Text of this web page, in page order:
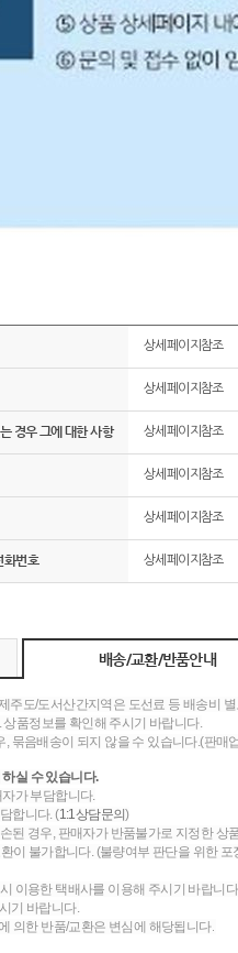
상세페이지참조
상세페이지참조
경우 그에 대한 사항 상세페이지참조
상세페이지참조
상세페이지참조
화번호 상세페이지참조
배송/교환/반품안내
주도/도서산간지역은 도선료 등 배송비
품정보를 확인해 주시기 바랍니다.
, 묶음배송이 되지 않을 수 있습니다.(판
실 수 있습니다.
가 부담합니다.
합니다. (1:1상담문의)
된 경우, 판매자가 반품불가로 지정한 상
이 불가합니다. (불량여부 판단을 위한
이용한 택배사를 이용해 주시기 바랍니
기 바랍니다.
의한 반품/교환은 변심에 해당됩니다.